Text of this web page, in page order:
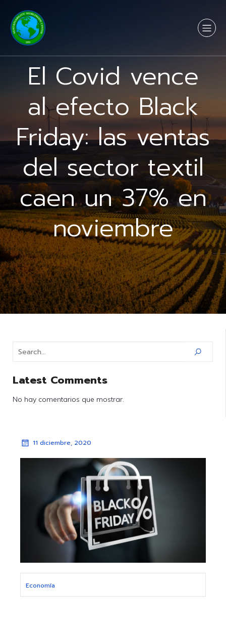
El Covid vence
al efecto Black
Friday: las ventas
del sector textil
caen un 37% en
noviembre
Latest Comments
No hay comentarios que mostrar.
11 diciembre, 2020
Economía